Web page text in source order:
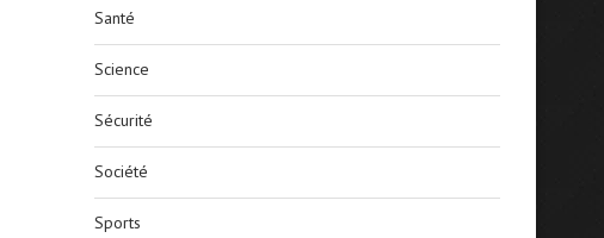
Santé
Science
Sécurité
Société
Sports